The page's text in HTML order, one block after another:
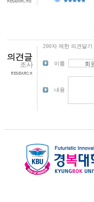
200자 제한 의견달기
이름
내용